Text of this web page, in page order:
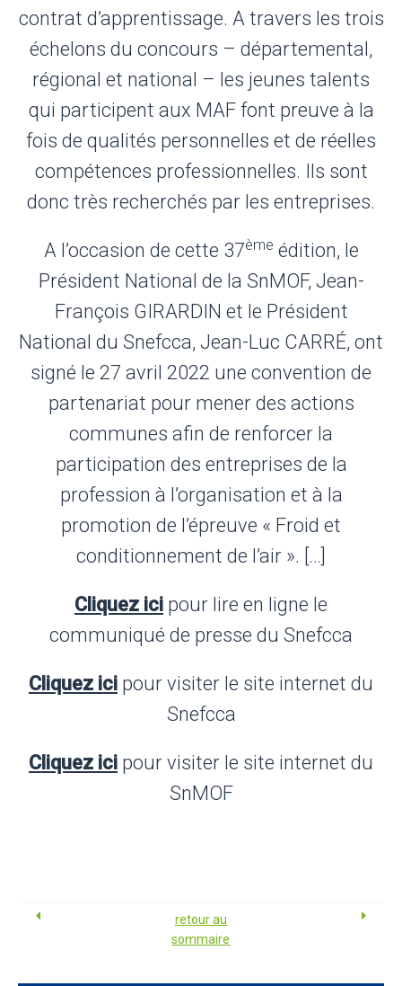
contrat d’apprentissage. A travers les trois
échelons du concours – départemental,
régional et national – les jeunes talents
qui participent aux MAF font preuve à la
fois de qualités personnelles et de réelles
compétences professionnelles. Ils sont
donc très recherchés par les entreprises.
A l’occasion de cette 37ème édition, le
Président National de la SnMOF, Jean-
François GIRARDIN et le Président
National du Snefcca, Jean-Luc CARRÉ, ont
signé le 27 avril 2022 une convention de
partenariat pour mener des actions
communes afin de renforcer la
participation des entreprises de la
profession à l’organisation et à la
promotion de l’épreuve « Froid et
conditionnement de l’air ». […]
Cliquez ici pour lire en ligne le
communiqué de presse du Snefcca
Cliquez ici pour visiter le site internet du
Snefcca
Cliquez ici pour visiter le site internet du
SnMOF
retour au
sommaire